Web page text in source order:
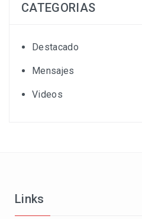
CATEGORIAS
Destacado
Mensajes
Videos
Links